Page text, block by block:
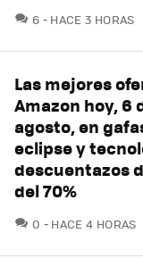
6 COMENTARIOS
HACE 3 HORAS
Las mejores
Amazon hoy, 6
agosto, en
eclipse y
descuentazos
del 70%
0 COMENTARIOS
HACE 4 HORAS